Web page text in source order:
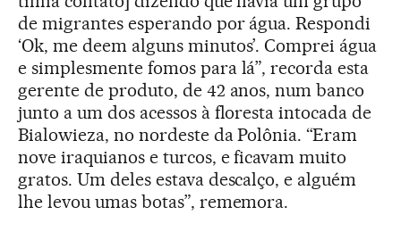
de migrantes esperando por água. Respondi
‘Ok, me deem alguns minutos’. Comprei água
e simplesmente fomos para lá”, recorda esta
gerente de produto, de 42 anos, num banco
junto a um dos acessos à floresta intocada de
Bialowieza, no nordeste da Polônia. “Eram
nove iraquianos e turcos, e ficavam muito
gratos. Um deles estava descalço, e alguém
lhe levou umas botas”, rememora.